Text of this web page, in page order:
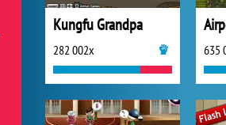
Kungfu Grandpa
282 002x 635